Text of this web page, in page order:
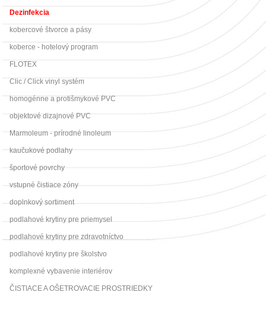
Dezinfekcia
kobercové štvorce a pásy
koberce - hotelový program
FLOTEX
Clic / Click vinyl systém
homogénne a protišmykové PVC
objektové dizajnové PVC
Marmoleum - prírodné linoleum
kaučukové podlahy
športové povrchy
vstupné čistiace zóny
doplnkový sortiment
podlahové krytiny pre priemysel
podlahové krytiny pre zdravotníctvo
podlahové krytiny pre školstvo
komplexné vybavenie interiérov
ČISTIACE A OŠETROVACIE PROSTRIEDKY